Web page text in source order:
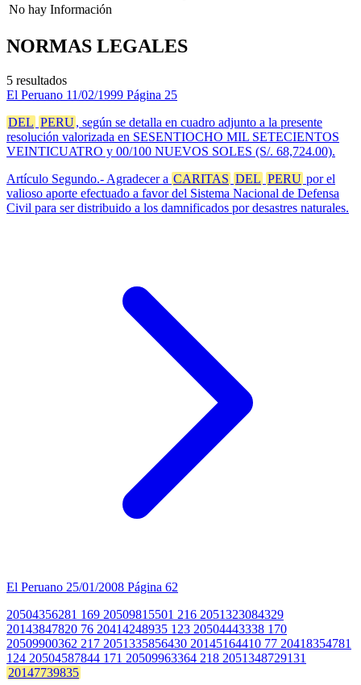
No hay Información
NORMAS LEGALES
5 resultados
El Peruano 11/02/1999 Página 25
DEL PERU, según se detalla en cuadro adjunto a la presente
resolución valorizada en SESENTIOCHO MIL SETECIENTOS
VEINTICUATRO y 00/100 NUEVOS SOLES (S/. 68,724.00).
Artículo Segundo.- Agradecer a CARITAS DEL PERU por el
valioso aporte efectuado a favor del Sistema Nacional de Defensa
Civil para ser distribuido a los damnificados por desastres naturales.
El Peruano 25/01/2008 Página 62
20504356281 169 20509815501 216 2051323084329
20143847820 76 20414248935 123 20504443338 170
20509900362 217 2051335856430 20145164410 77 20418354781
124 20504587844 171 20509963364 218 2051348729131
20147739835